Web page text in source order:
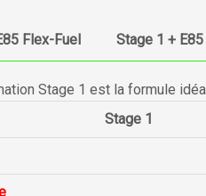
Flex-Fuel Stage 1 +
Stage 1 est la formule
Stage 1